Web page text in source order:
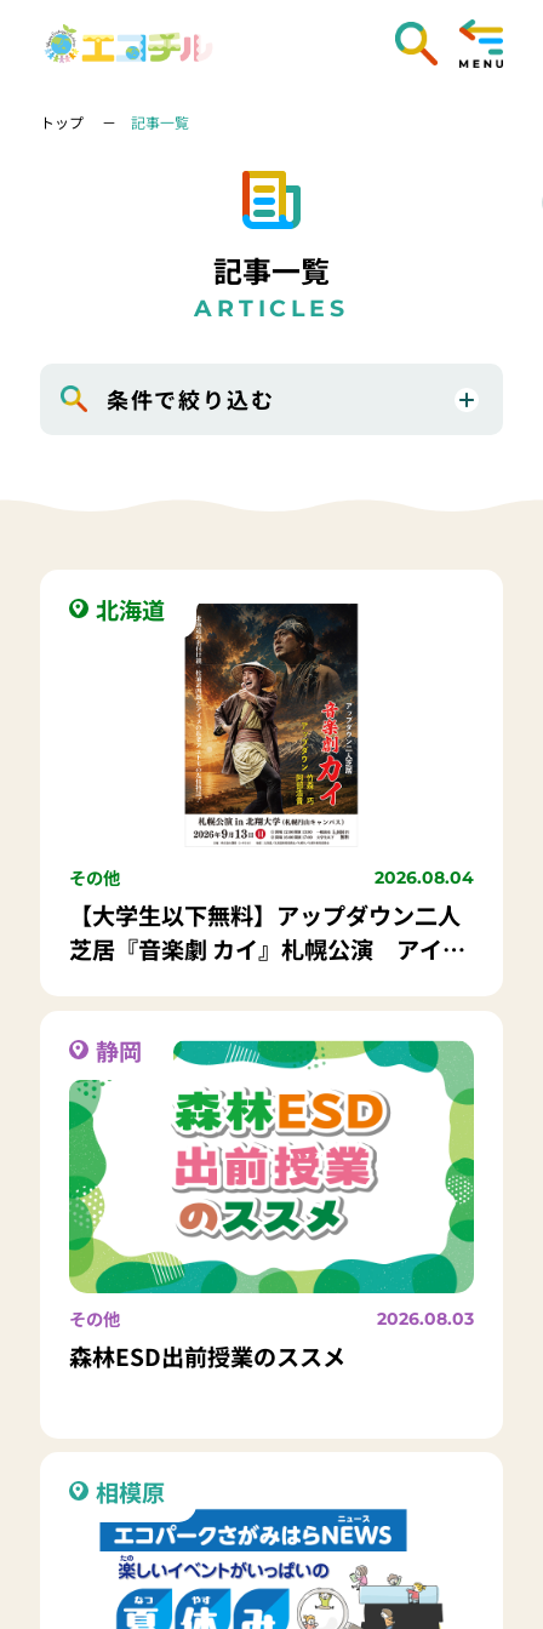
トップ 記事一覧
記事一覧
ARTICLES
条件で絞り込む
北海道
その他 2026.08.04
【大学生以下無料】アップダウン二人
芝居『音楽劇 カイ』札幌公演 アイヌ
静岡
その他 2026.08.03
森林ESD出前授業のススメ
相模原